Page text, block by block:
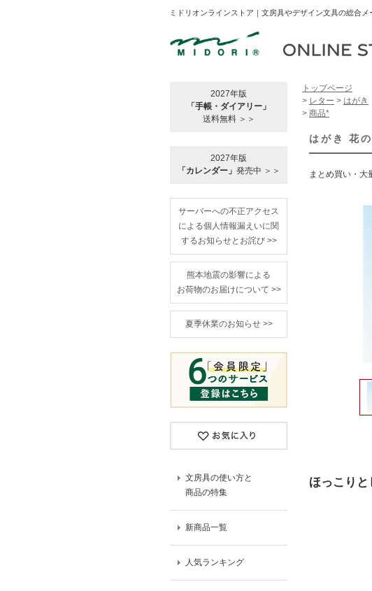
ミドリオンラインストア｜文房具やデザイン文具の総合
2027年版
「手帳・ダイアリー」
送料無料 ＞＞
2027年版
「カレンダー」 発売中 ＞＞
サーバーへの不正アクセス
による個人情報漏えいに関
するお知らせとお詫び >>
熊本地震の影響による
お荷物のお届けについて >>
夏季休業のお知らせ >>
文房具の使い方と
商品の特集
新商品一覧
人気ランキング
トップページ
> レター > はがき
> 商品*
はがき 花
まとめ買い・大
ほっこりと